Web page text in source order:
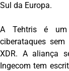
Sul da Europa.
A Tehtris é um
ciberataques
XDR. A aliança
Ingecom tem